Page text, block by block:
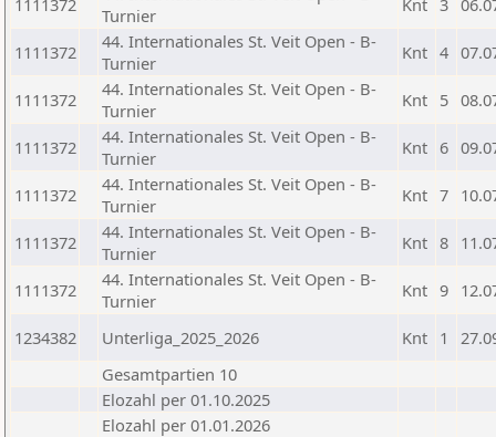
1111372
Turnier
Knt 3
1111372
44. Internationales St. Veit Open - B-
Turnier
Knt 4
1111372
44. Internationales St. Veit Open - B-
Turnier
Knt 5
1111372
44. Internationales St. Veit Open - B-
Turnier
Knt 6
1111372
44. Internationales St. Veit Open - B-
Turnier
Knt 7
1111372
44. Internationales St. Veit Open - B-
Turnier
Knt 8
1111372
44. Internationales St. Veit Open - B-
Turnier
Knt 9
1234382 Unterliga_2025_2026 Knt 1
Gesamtpartien 10
Elozahl per 01.10.2025
Elozahl per 01.01.2026